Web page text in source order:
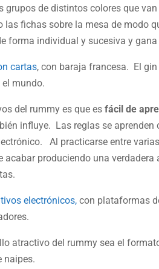
grupos de distintos colores que
las fichas sobre la mesa de modo
forma individual y sucesiva y
cartas, con baraja francesa. El
mundo.
del rummy es que esfácil de
influye. Las reglas se
Al practicarse entre
acabar produciendo una
electrónicos, con plataformas
atractivo del rummy sea el
naipes.